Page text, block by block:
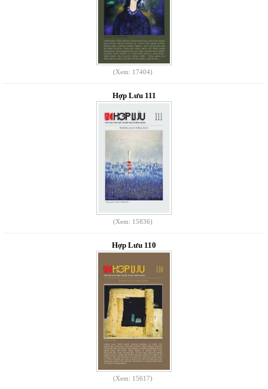
(Xem: 17404)
Hợp Lưu 111
(Xem: 15836)
Hợp Lưu 110
(Xem: 15617)